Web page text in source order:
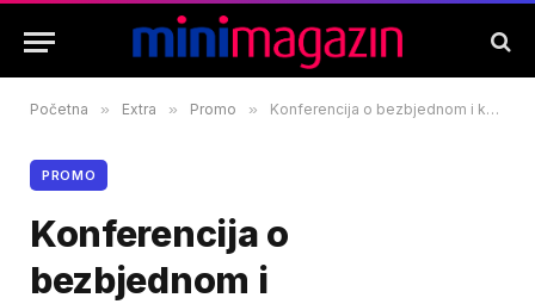
Početna » Extra » Promo » Konferencija o bezbjednom i konstruktivnom korišćenju digitalnih tehnologija
PROMO
Konferencija o
bezbjednom i